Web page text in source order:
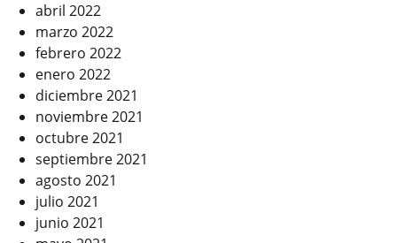
abril 2022
marzo 2022
febrero 2022
enero 2022
diciembre 2021
noviembre 2021
octubre 2021
septiembre 2021
agosto 2021
julio 2021
junio 2021